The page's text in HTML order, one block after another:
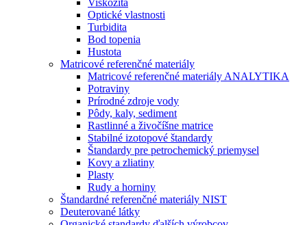
Viskozita
Optické vlastnosti
Turbidita
Bod topenia
Hustota
Matricové referenčné materiály
Matricové referenčné materiály ANALYTIKA
Potraviny
Prírodné zdroje vody
Pôdy, kaly, sediment
Rastlinné a živočíšne matrice
Stabilné izotopové štandardy
Štandardy pre petrochemický priemysel
Kovy a zliatiny
Plasty
Rudy a horniny
Štandardné referenčné materiály NIST
Deuterované látky